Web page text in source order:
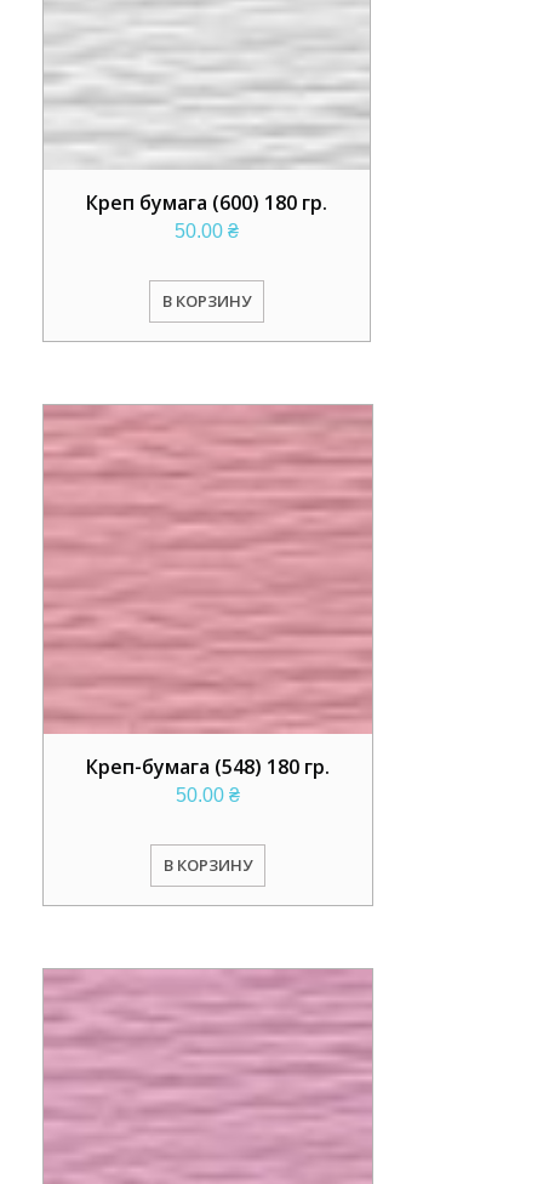
Креп бумага (600) 180 гр.
50.00 ₴
В КОРЗИНУ
Креп-бумага (548) 180 гр.
50.00 ₴
В КОРЗИНУ